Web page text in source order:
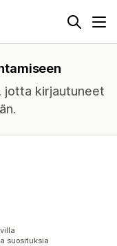
jotta kirjautuneet
suosituksia